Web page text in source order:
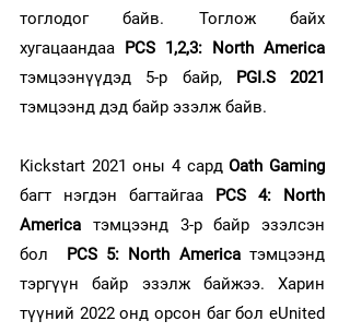
тоглодог байв. Тоглож байх
хугацаандаа PCS 1,2,3: North America
тэмцээнүүдэд 5-р байр, PGI.S 2021
тэмцээнд дэд байр эзэлж байв.
Kickstart 2021 оны 4 сард Oath Gaming
багт нэгдэн багтайгаа PCS 4: North
America тэмцээнд 3-р байр эзэлсэн
бол
PCS 5: North America тэмцээнд
тэргүүн байр эзэлж байжээ. Харин
түүний 2022 онд орсон баг бол eUnited